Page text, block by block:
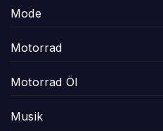
Mode
Motorrad
Motorrad Öl
Musik